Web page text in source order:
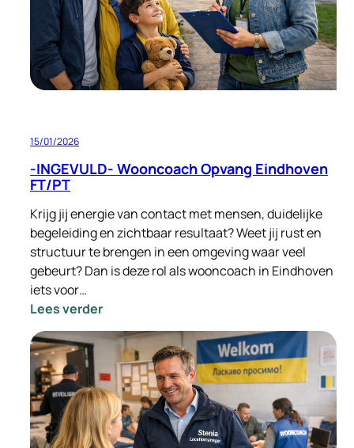
15/01/2026
-INGEVULD- Wooncoach Opvang Eindhoven
FT/PT
Krijg jij energie van contact met mensen, duidelijke
begeleiding en zichtbaar resultaat? Weet jij rust en
structuur te brengen in een omgeving waar veel
gebeurt? Dan is deze rol als wooncoach in Eindhoven
iets voor…
Lees verder:
-
INGEVULD-
Wooncoach
Opvang
Eindhoven
FT/PT